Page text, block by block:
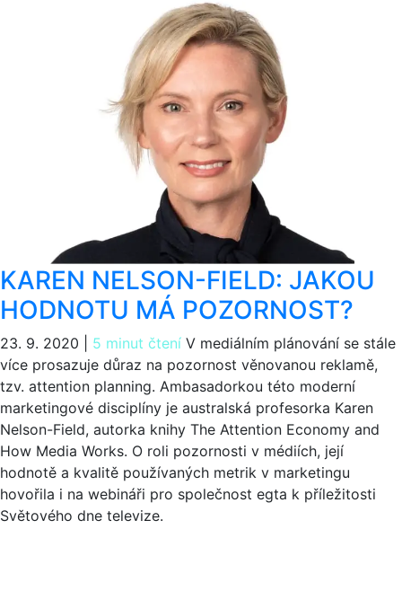
KAREN NELSON-FIELD: JAKOU
HODNOTU MÁ POZORNOST?
23. 9. 2020 5 minut čtení V mediálním plánování se stále
více prosazuje důraz na pozornost věnovanou reklamě,
tzv. attention planning. Ambasadorkou této moderní
marketingové disciplíny je australská profesorka Karen
Nelson-Field, autorka knihy The Attention Economy and
How Media Works. O roli pozornosti v médiích, její
hodnotě a kvalitě používaných metrik v marketingu
hovořila i na webináři pro společnost egta k příležitosti
Světového dne televize.